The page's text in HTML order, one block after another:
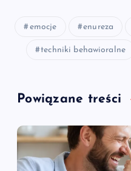
emocje enureza
techniki behawioralne
Powiązane treści